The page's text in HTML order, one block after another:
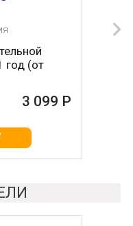
год (от
3 099 Р